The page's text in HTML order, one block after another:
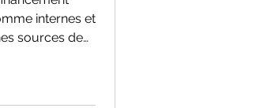
internes et
sources de